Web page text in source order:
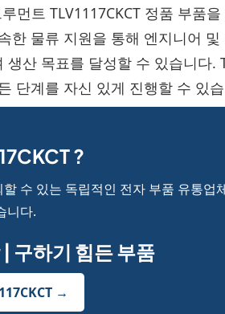
먼트 TLV1117CKCT 정품 부품
한 물류 지원을 통해 엔지니어
산 목표를 달성할 수 있습니다.
단계를 자신 있게 진행할 수 있
?
수 있는 독립적인 전자 부품 유통업
니다.
구하기 힘든 부품
→